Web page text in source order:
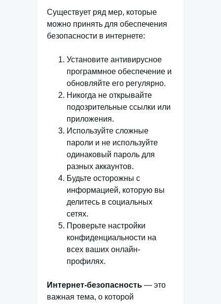
Существует ряд мер, которые
можно принять для обеспечения
безопасности в интернете:
Установите антивирусное
программное обеспечение и
обновляйте его регулярно.
Никогда не открывайте
подозрительные ссылки или
приложения.
Используйте сложные
пароли и не используйте
одинаковый пароль для
разных аккаунтов.
Будьте осторожны с
информацией, которую вы
делитесь в социальных
сетях.
Проверьте настройки
конфиденциальности на
всех ваших онлайн-
профилях.
Интернет-безопасность — это
важная тема, о которой